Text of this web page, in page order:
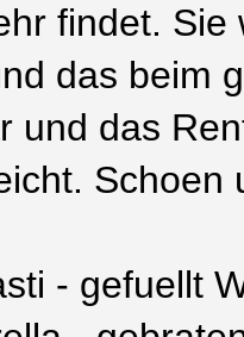
findet. Sie
das beim
und das
Schoen
- gefuellt